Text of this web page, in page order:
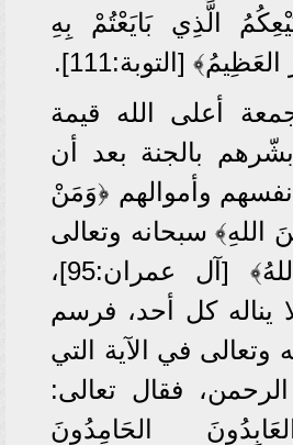
الَّذِي بَايَعْتُمْ بِهِ
[التوبة:111].
أعلى الله قيمة
بالجنة بعد أن
وأموالهم ﴿وَمَنْ
اللهِ﴾ سبحانه وتعالى
﴿قُلْ صَدَقَ اللهُ﴾ [آل عمران:95]،
يناله كل أحد، فرسم
وتعالى في الآية التي
فقال تعالى:
الحَامِدُونَ